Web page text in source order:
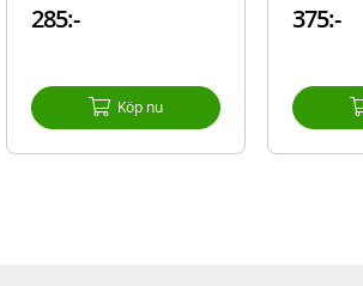
285:-
Köp nu
375:-